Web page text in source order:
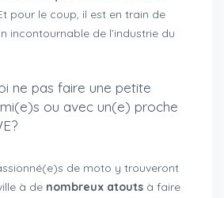
pour le coup, il est en train de
incontournable de l’industrie du
ne pas faire une petite
ou avec un(e) proche
de moto y trouveront
à de nombreux atouts à faire